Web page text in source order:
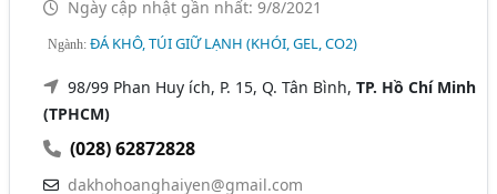
Ngày cập nhật gần nhất: 9/8/2021
Ngành:ĐÁ KHÔ, TÚI GIỮ LẠNH (KHÓI, GEL, CO2)
98/99 Phan Huy ích, P. 15, Q. Tân Bình,TP. Hồ Chí Minh
(TPHCM)
(028) 62872828
dakhohoanghaiyen@gmail.com